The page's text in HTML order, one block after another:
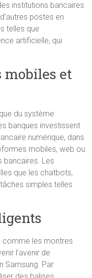
institutions bancaires
postes en
telles que
artificielle, qui
mobiles et
du système
banques investissent
numérique, dans
mobiles, web ou
bancaires. Les
que les chatbots,
simples telles
comme les montres
l’avenir de
Samsung. Par